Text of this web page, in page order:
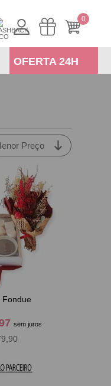
0
OFERTA 24H
Preço
Fondue
sem juros